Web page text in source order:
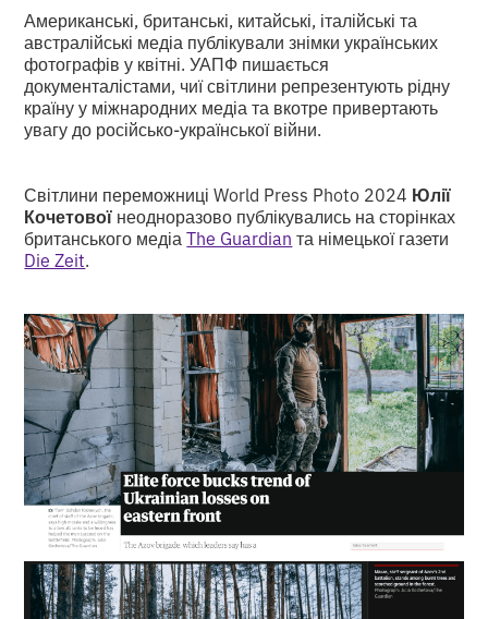
Американські, британські, китайські, італійські та
австралійські медіа публікували знімки українських
фотографів у квітні. УАПФ пишається
документалістами, чиї світлини репрезентують рідну
країну у міжнародних медіа та вкотре привертають
увагу до російсько-української війни.
Світлини переможниці World Press Photo 2024 Юлії
Кочетової неодноразово публікувались на сторінках
британського медіаThe Guardian та німецької газети
Die Zeit.